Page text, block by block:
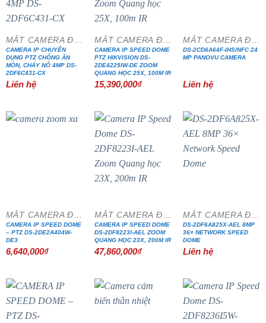
CAMERA IP CHUYÊN
DỤNG PTZ CHỐNG ĂN
MÒN, CHÁY NỔ 4MP DS-
2DF6C431-CX
Liên hệ
CAMERA IP SPEED DOME
PTZ HIKVISION DS-
2DE4225IW-DE ZOOM
QUANG HỌC 25X, 100M IR
15,390,000₫
DS-2CD6A64F-IHS/NFC 24
MP PANOVU CAMERA
Liên hệ
CAMERA IP SPEED DOME
– PTZ DS-2DE2A404W-
DE3
6,640,000₫
CAMERA IP SPEED DOME
DS-2DF8223I-AEL ZOOM
QUANG HỌC 23X, 200M IR
47,860,000₫
DS-2DF6A825X-AEL 8MP
36× NETWORK SPEED
DOME
Liên hệ